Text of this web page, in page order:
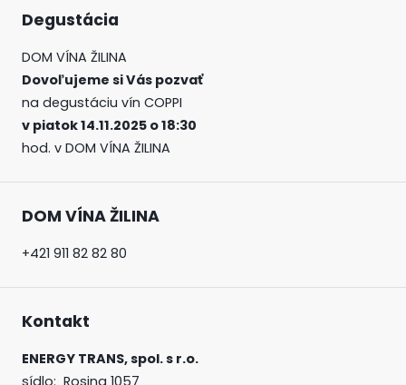
Degustácia
DOM VÍNA ŽILINA
Dovoľujeme si Vás pozvať
na degustáciu vín COPPI
v piatok 14.11.2025 o 18:30
hod. v DOM VÍNA ŽILINA
DOM VÍNA ŽILINA
+421 911 82 82 80
Kontakt
ENERGY TRANS, spol. s r.o.